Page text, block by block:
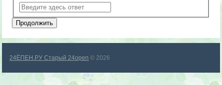
24ЁПЕН.РУ Старый 24open © 2026